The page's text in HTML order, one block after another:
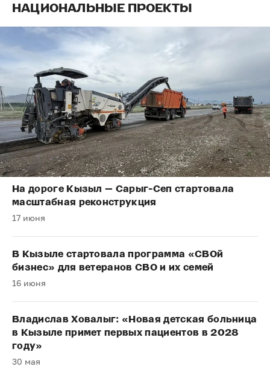
НАЦИОНАЛЬНЫЕ ПРОЕКТЫ
На дороге Кызыл — Сарыг-Сеп стартовала
масштабная реконструкция
17 июня
В Кызыле стартовала программа «СВОй
бизнес» для ветеранов СВО и их семей
16 июня
Владислав Ховалыг: «Новая детская больница
в Кызыле примет первых пациентов в 2028
году»
30 мая